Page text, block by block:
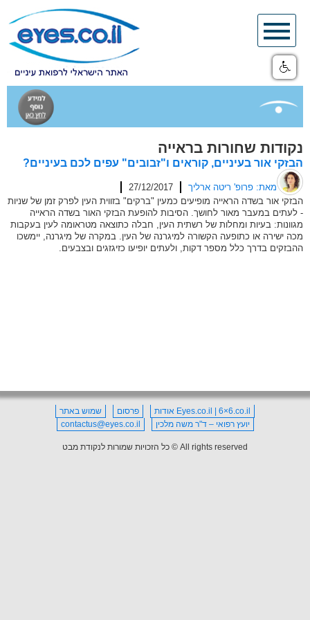
Skip
content
נקודות שחורות בראייה
הבזקי אור בעיניים, קוראים ו"זבובים" עפים לכם בעיניים?
מאת: פרופ' ריטה ארליך
27/12/2017
הבזקי אור בשדה הראייה מופיעים כמעין "ברקים" בזווית העין לפרק זמן של שניות
- לעתים במעבר מאור לחושך. הסיבות להופעת הבזקי האור בשדה הראייה
מגוונות: בעיות ומחלות של רשתית העין, חבלה כתוצאה מטראומה לעין בעקבות
מכה ישירה או כתופעה הקשורה למיגרנה של העין. במקרה של מיגרנה, יימשכו
ההבזקים בדרך כלל מספר דקות, ולעתים יופיעו כזיגזגים ובצבעים.
Eyes.co.il | 6×6.co.il אודות פרסום
שמוש באתר
יועץ רפואי – ד"ר משה מלכין
contactus@eyes.co.il
All rights reserved © כל הזכויות שמורות לנקודת מבט